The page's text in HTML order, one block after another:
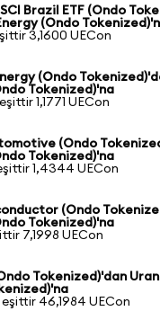
Brazil ETF (Ondo
(Ondo
3,1600 UECon
(Ondo
Tokenized)'na
1,1771 UECon
(Ondo
Tokenized)'na
1,4344 UECon
(Ondo
Tokenized)'na
7,1998 UECon
Tokenized)'dan
eşittir 46,1984 UECon